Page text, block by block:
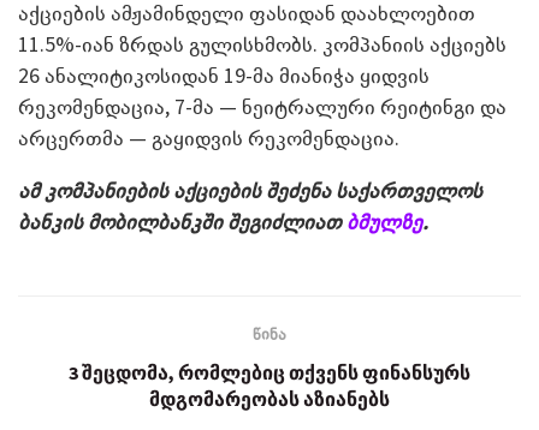
აქციების ამჟამინდელი ფასიდან დაახლოებით
11.5%-იან ზრდას გულისხმობს. კომპანიის აქციებს
26 ანალიტიკოსიდან 19-მა მიანიჭა ყიდვის
რეკომენდაცია, 7-მა — ნეიტრალური რეიტინგი და
არცერთმა — გაყიდვის რეკომენდაცია.
ამ კომპანიების აქციების შეძენა საქართველოს
ბანკის მობილბანკში შეგიძლიათბმულზე.
წინა
3 შეცდომა, რომლებიც თქვენს ფინანსურს
მდგომარეობას აზიანებს